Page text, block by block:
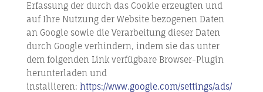
Erfassung der durch das Cookie erzeugten und
auf Ihre Nutzung der Website bezogenen Daten
an Google sowie die Verarbeitung dieser Daten
durch Google verhindern, indem sie das unter
dem folgenden Link verfügbare Browser-Plugin
herunterladen und
installieren: https://www.google.com/settings/ads/